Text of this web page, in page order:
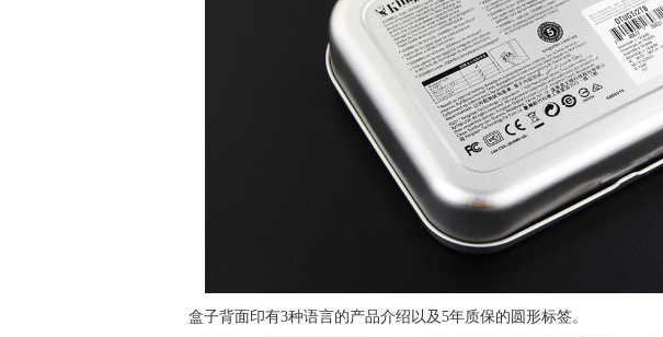
盒子背面印有3种语言的产品介绍以及5年质保的圆形标签。